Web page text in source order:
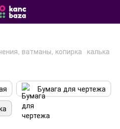
ватманы, копирка калька
Бумага для чертежа